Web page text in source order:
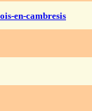
en-cambresis